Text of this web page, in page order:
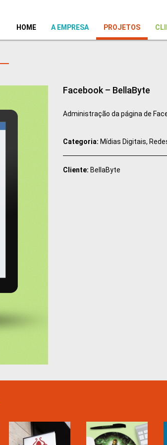
HOME(current)A EMPRESA PROJETOS
Facebook – BellaByte
Administração da página de
Categoria: Mídias Digitais,
Cliente: BellaByte